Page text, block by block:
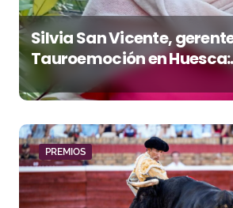
Silvia San Vicente,
Tauroemoción en Huesca:
«Todas las figuras del
quieren venir a esta feria»
PREMIOS